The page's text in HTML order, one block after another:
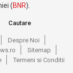
(BNR).
Cautare
Despre Noi
Sitemap
Termeni si Conditii